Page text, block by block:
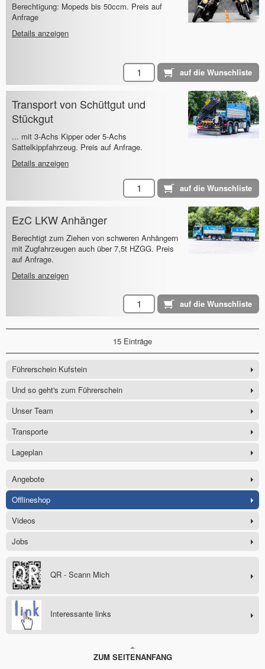
Berechtigung: Mopeds bis 50ccm. Preis auf
Anfrage
Details anzeigen
Transport von Schüttgut und
Stückgut
... mit 3-Achs Kipper oder 5-Achs
Sattelkippfahrzeug. Preis auf Anfrage.
Details anzeigen
EzC LKW Anhänger
Berechtigt zum Ziehen von schweren Anhängern
mit Zugfahrzeugen auch über 7,5t HZGG. Preis
auf Anfrage.
Details anzeigen
15 Einträge
Führerschein Kufstein
Und so geht's zum Führerschein
Unser Team
Transporte
Lageplan
Angebote
Offlineshop
Videos
Jobs
QR - Scann Mich
Interessante links
ZUM SEITENANFANG